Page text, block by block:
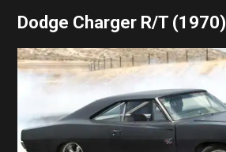
Dodge Charger R/T (1970)